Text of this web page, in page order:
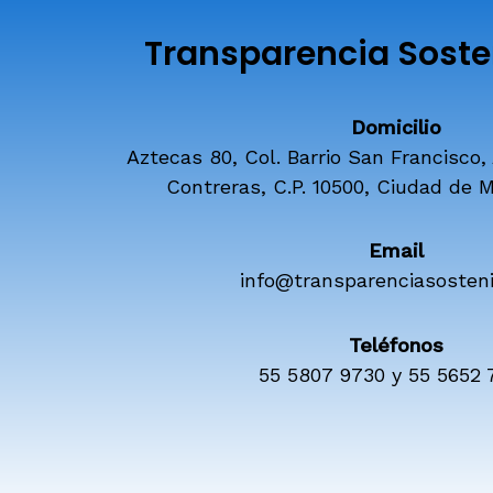
Transparencia
Domicilio
Aztecas 80, Col. Barrio San
Contreras, C.P. 10500, Ciudad de
Email
Teléfonos
55 5807 9730 y 55 5652